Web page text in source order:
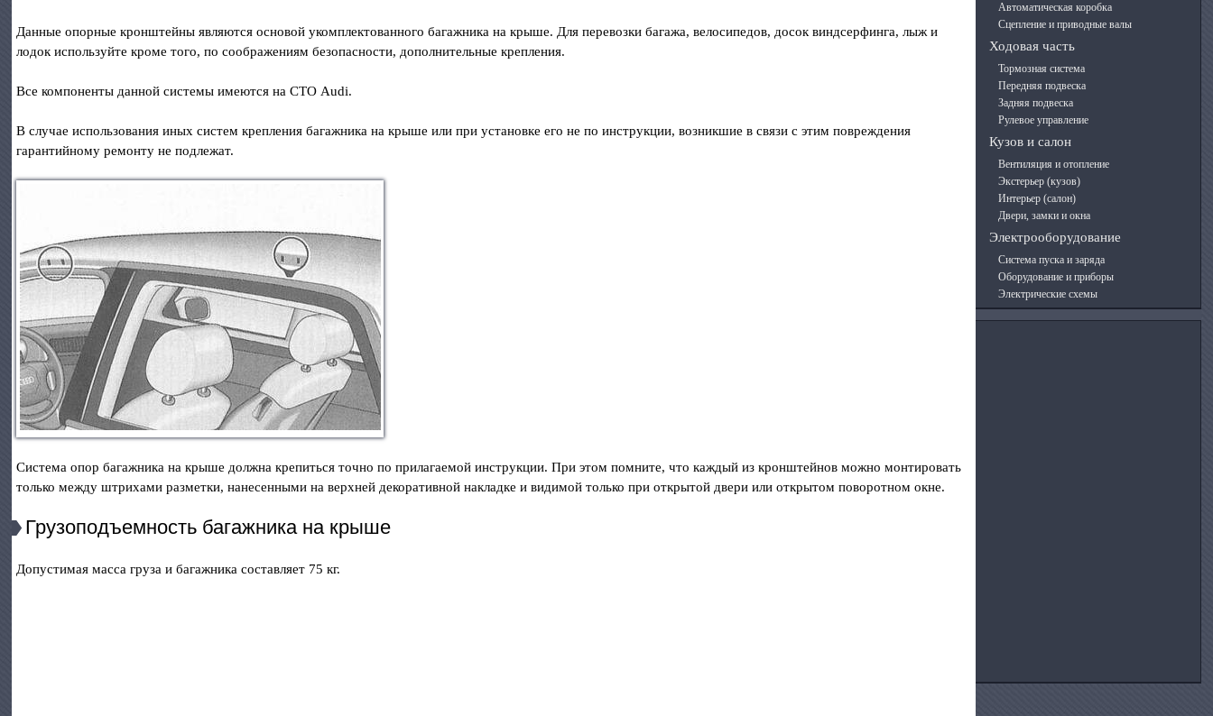
Данные опорные кронштейны являются основой укомплектованного багажника на крыше. Для перевозки багажа, велосипедов, досок виндсерфинга, лыж и
лодок используйте кроме того, по соображениям безопасности, дополнительные крепления.
Все компоненты данной системы имеются на СТО Audi.
В случае использования иных систем крепления багажника на крыше или при установке его не по инструкции, возникшие в связи с этим повреждения
гарантийному ремонту не подлежат.
Система опор багажника на крыше должна крепиться точно по прилагаемой инструкции. При этом помните, что каждый из кронштейнов можно монтировать
только между штрихами разметки, нанесенными на верхней декоративной накладке и видимой только при открытой двери или открытом поворотном окне.
Грузоподъемность багажника на крыше
Допустимая масса груза и багажника составляет 75 кг.
Автоматическая коробка
Сцепление и приводные валы
Ходовая часть
Тормозная система
Передняя подвеска
Задняя подвеска
Рулевое управление
Кузов и салон
Вентиляция и отопление
Экстерьер (кузов)
Интерьер (салон)
Двери, замки и окна
Электрооборудование
Система пуска и заряда
Оборудование и приборы
Электрические схемы